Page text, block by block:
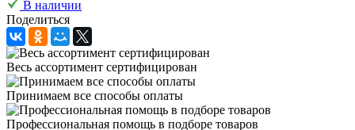
В наличии
Поделиться
Весь ассортимент сертифицирован
Принимаем все способы оплаты
Профессиональная помощь в подборе товаров